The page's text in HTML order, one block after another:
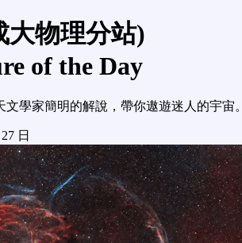
大物理分站)
of the Day
學家簡明的解說，帶你遨遊迷人的宇宙。
日